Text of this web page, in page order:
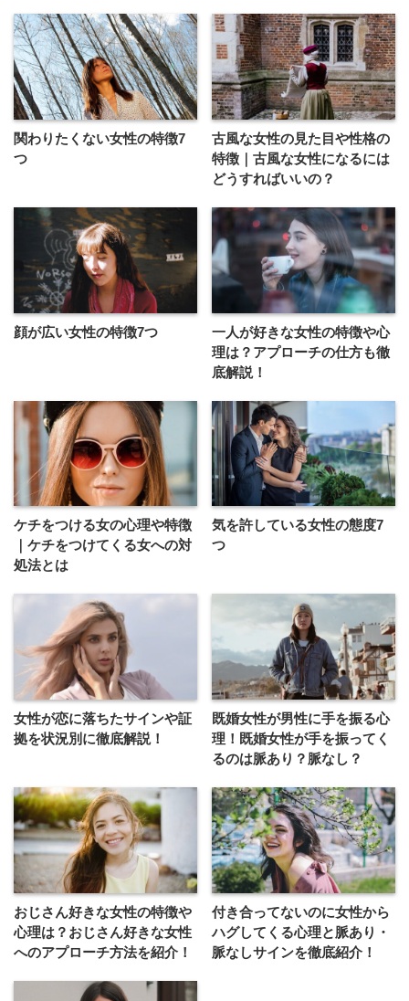
関わりたくない女性の特徴7
つ
古風な女性の見た目や性格の
特徴｜古風な女性になるには
どうすればいいの？
顔が広い女性の特徴7つ
一人が好きな女性の特徴や心
理は？アプローチの仕方も徹
底解説！
ケチをつける女の心理や特徴
｜ケチをつけてくる女への対
処法とは
気を許している女性の態度7
つ
女性が恋に落ちたサインや証
拠を状況別に徹底解説！
既婚女性が男性に手を振る心
理！既婚女性が手を振ってく
るのは脈あり？脈なし？
おじさん好きな女性の特徴や
心理は？おじさん好きな女性
へのアプローチ方法を紹介！
付き合ってないのに女性から
ハグしてくる心理と脈あり・
脈なしサインを徹底紹介！